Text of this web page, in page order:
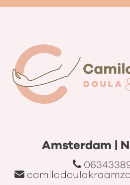
Amsterdam |